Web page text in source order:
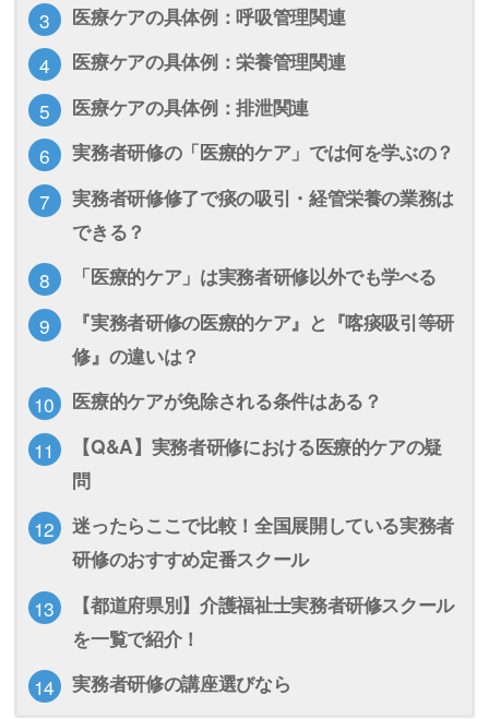
医療ケアの具体例：呼吸管理関連
医療ケアの具体例：栄養管理関連
医療ケアの具体例：排泄関連
実務者研修の「医療的ケア」では何を学ぶの？
実務者研修修了で痰の吸引・経管栄養の業務は
できる？
「医療的ケア」は実務者研修以外でも学べる
『実務者研修の医療的ケア』と『喀痰吸引等研
修』の違いは？
医療的ケアが免除される条件はある？
【Q&A】実務者研修における医療的ケアの疑
問
迷ったらここで比較！全国展開している実務者
研修のおすすめ定番スクール
【都道府県別】介護福祉士実務者研修スクール
を一覧で紹介！
実務者研修の講座選びなら